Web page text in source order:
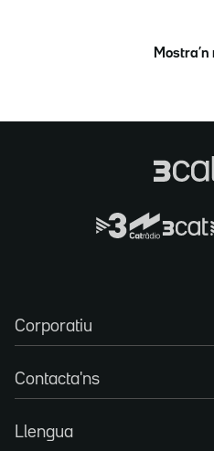
Mostra’n
Corporatiu
Contacta'ns
Llengua